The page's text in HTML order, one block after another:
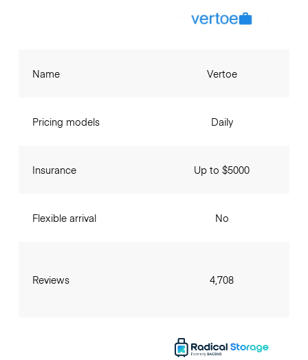
Name
Pricing models
Insurance
Flexible arrival
Reviews
Vertoe
Daily
Up to $5000
No
4,708